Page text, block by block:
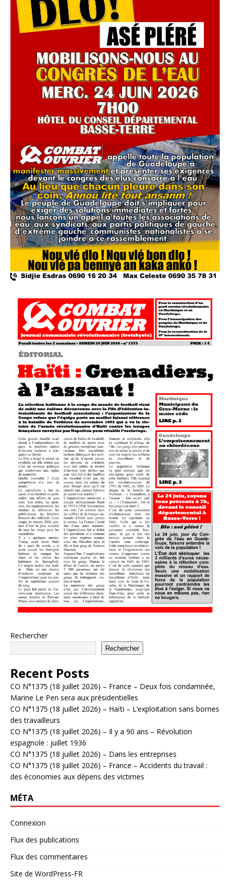
Rechercher
Rechercher
Recent Posts
CO N°1375 (18 juillet 2026) – France – Deux fois condamnée,
Marine Le Pen sera aux présidentielles
CO N°1375 (18 juillet 2026) – Haïti – L’exploitation sans bornes
des travailleurs
CO N°1375 (18 juillet 2026) – Il y a 90 ans – Révolution
espagnole : juillet 1936
CO N°1375 (18 juillet 2026) – Dans les entreprises
CO N°1375 (18 juillet 2026) – France – Accidents du travail :
des économies aux dépens des victimes
MÉTA
Connexion
Flux des publications
Flux des commentaires
Site de WordPress-FR